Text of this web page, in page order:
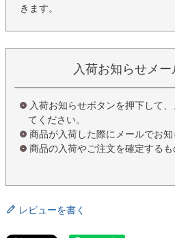
きます。
入荷お知らせメ
入荷お知らせボタンを押下して
てください。
商品が入荷した際にメールでお知
商品の入荷やご注文を確定するも
レビューを書く